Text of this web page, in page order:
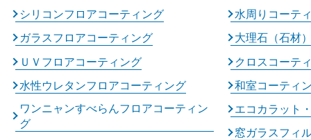
シリコンフロアコーティング
ガラスフロアコーティング
ＵＶフロアコーティング
水性ウレタンフロアコーティング
ワンニャンすべらんフロアコーティン
グ
水周りコーテ
大理石（石材
クロスコーテ
和室コーティ
エコカラット
窓ガラスフィ